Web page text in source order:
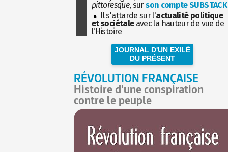
pittoresque, surson compte SUBSTACK
Il s'attarde sur l'actualité politique
et sociétaleavec la hauteur de vue de
l'Histoire
JOURNAL D'UN EXILÉ
DU PRÉSENT
RÉVOLUTION FRANÇAISE
Histoire d'une conspiration
contre le peuple